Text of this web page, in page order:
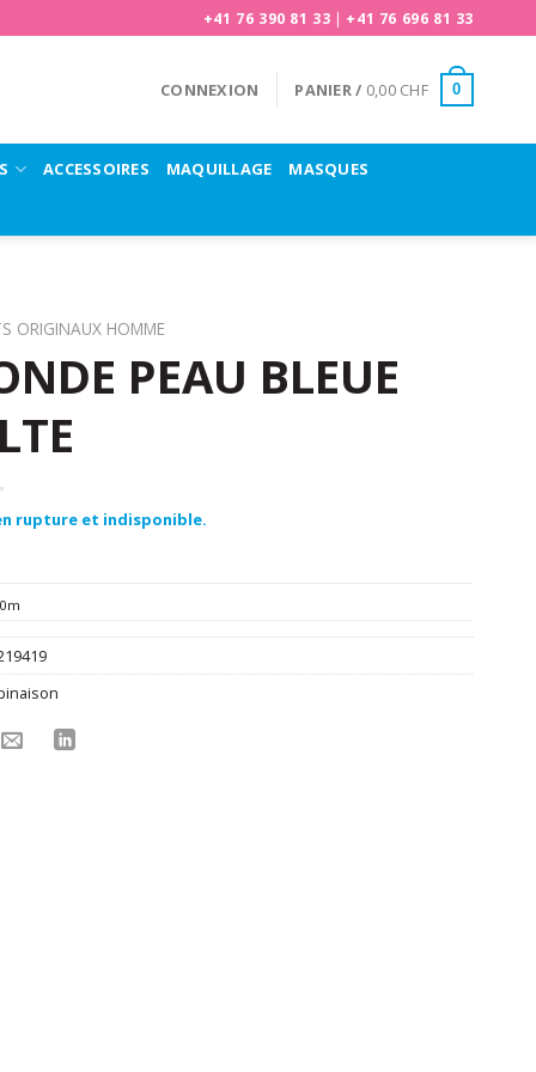
+41 76 390 81 33 | +41 76 696 81 33
CONNEXION PANIER / 0,00 CHF 0
ACCESSOIRES MAQUILLAGE MASQUES
ORIGINAUX HOMME
PEAU BLEUE
rupture et indisponible.